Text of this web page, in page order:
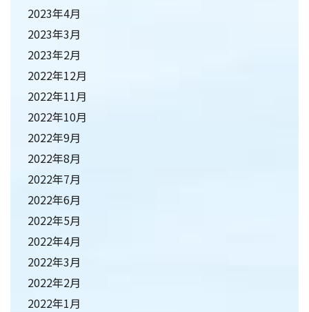
2023年4月
2023年3月
2023年2月
2022年12月
2022年11月
2022年10月
2022年9月
2022年8月
2022年7月
2022年6月
2022年5月
2022年4月
2022年3月
2022年2月
2022年1月